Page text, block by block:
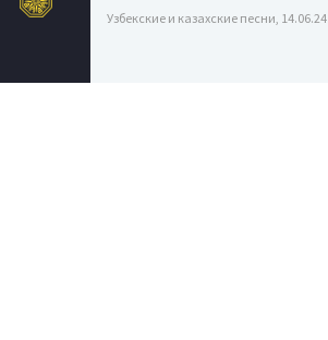
Узбекские и казахские песни, 14.06.24